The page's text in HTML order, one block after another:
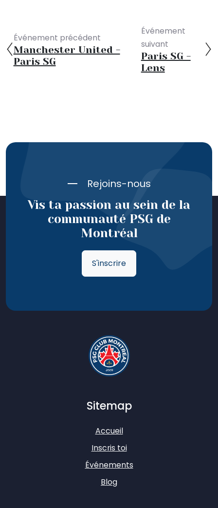
Événement précédent
Manchester United -
Paris SG
Événement
suivant
Paris SG -
Lens
Rejoins-nous
Vis ta passion au sein de la
communauté PSG de
Montréal
S'inscrire
Sitemap
Accueil
Inscris toi
Événements
Blog